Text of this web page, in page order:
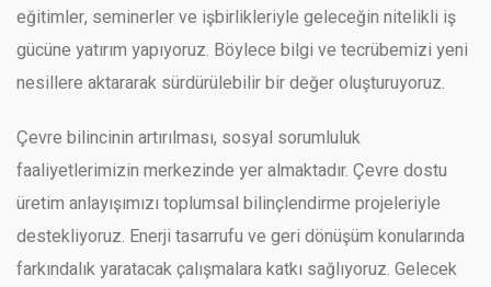
eğitimler, seminerler ve işbirlikleriyle geleceğin nitelikli iş
gücüne yatırım yapıyoruz. Böylece bilgi ve tecrübemizi yeni
nesillere aktararak sürdürülebilir bir değer oluşturuyoruz.
Çevre bilincinin artırılması, sosyal sorumluluk
faaliyetlerimizin merkezinde yer almaktadır. Çevre dostu
üretim anlayışımızı toplumsal bilinçlendirme projeleriyle
destekliyoruz. Enerji tasarrufu ve geri dönüşüm konularında
farkındalık yaratacak çalışmalara katkı sağlıyoruz. Gelecek